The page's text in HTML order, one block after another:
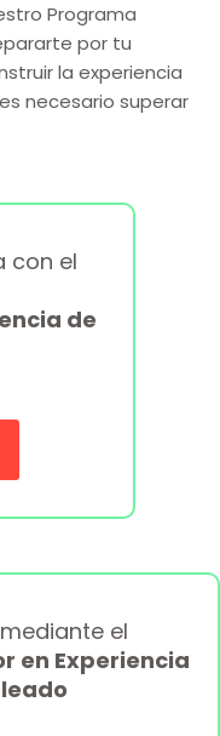
Programa
por tu
la experiencia
necesario superar
con el
de
el
en Experiencia